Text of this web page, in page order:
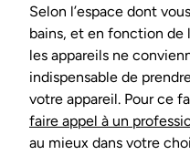
Selon l’espace dont
bains, et en fonction de
les appareils ne
indispensable de
votre appareil. Pour ce
faire appel à un
au mieux dans votre